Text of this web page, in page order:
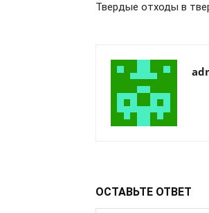
Твердые отходы в
ОСТАВЬТЕ ОТВЕТ